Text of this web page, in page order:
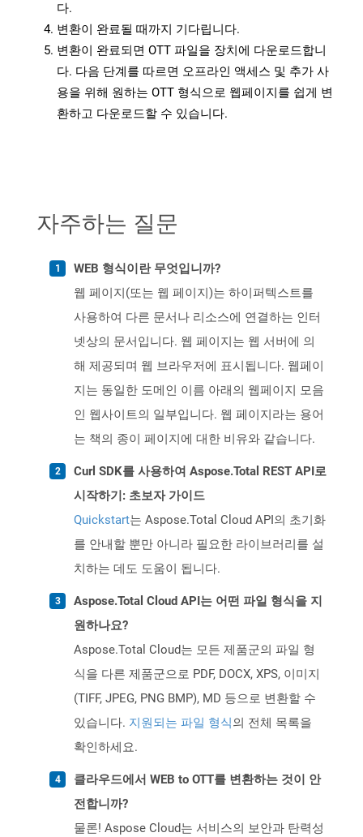
다.
변환이 완료될 때까지 기다립니다.
변환이 완료되면 OTT 파일을 장치에 다운로드합니
다. 다음 단계를 따르면 오프라인 액세스 및 추가 사
용을 위해 원하는 OTT 형식으로 웹페이지를 쉽게 변
환하고 다운로드할 수 있습니다.
자주하는 질문
WEB 형식이란 무엇입니까?
웹 페이지(또는 웹 페이지)는 하이퍼텍스트를
사용하여 다른 문서나 리소스에 연결하는 인터
넷상의 문서입니다. 웹 페이지는 웹 서버에 의
해 제공되며 웹 브라우저에 표시됩니다. 웹페이
지는 동일한 도메인 이름 아래의 웹페이지 모음
인 웹사이트의 일부입니다. 웹 페이지라는 용어
는 책의 종이 페이지에 대한 비유와 같습니다.
Curl SDK를 사용하여 Aspose.Total REST API로
시작하기: 초보자 가이드
Quickstart는 Aspose.Total Cloud API의 초기화
를 안내할 뿐만 아니라 필요한 라이브러리를 설
치하는 데도 도움이 됩니다.
Aspose.Total Cloud API는 어떤 파일 형식을 지
원하나요?
Aspose.Total Cloud는 모든 제품군의 파일 형
식을 다른 제품군으로 PDF, DOCX, XPS, 이미지
(TIFF, JPEG, PNG BMP), MD 등으로 변환할 수
있습니다. 지원되는 파일 형식의 전체 목록을
확인하세요.
클라우드에서 WEB to OTT를 변환하는 것이 안
전합니까?
물론! Aspose Cloud는 서비스의 보안과 탄력성